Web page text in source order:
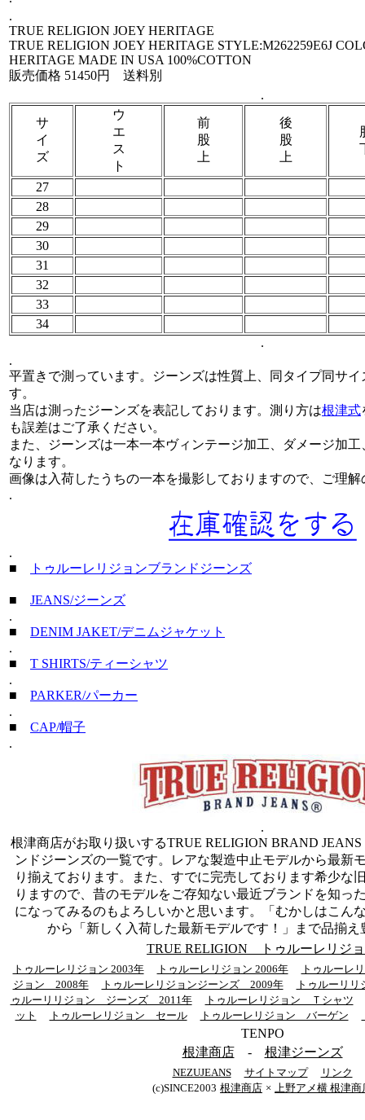
.
TRUE RELIGION JOEY HERITAGE
TRUE RELIGION JOEY HERITAGE STYLE:M262259E6J
HERITAGE MADE IN USA 100%COTTON
販売価格 51450円 送料別
.
サ
イ
ズ
ウ
エ
ス
ト
前
股
上
後
股
上
27
28
29
30
31
32
33
34
.
.
平置きで測っています。ジーンズは性質上、同タイプ同サ
す。
当店は測ったジーンズを表記しております。測り方は根津式
も誤差はご了承ください。
また、ジーンズは一本一本ヴィンテージ加工、ダメージ加
なります。
画像は入荷したうちの一本を撮影しておりますので、ご理
.
.
■
トゥルーレリジョンブランドジーンズ
■ JEANS/ジーンズ
.
■ DENIM JAKET/デニムジャケット
.
■ T SHIRTS/ティーシャツ
.
■ PARKER/パーカー
.
■ CAP/帽子
.
.
根津商店がお取り扱いするTRUE RELIGION BRAND
ンドジーンズの一覧です。レアな製造中止モデルから最新
り揃えております。また、すでに完売しております希少な
りますので、昔のモデルをご存知ない最近ブランドを知っ
になってみるのもよろしいかと思います。「むかしはこん
から「新しく入荷した最新モデルです！」まで品揃え
TRUE RELIGION トゥルーレリジ
トゥルーレリジョン 2003年 トゥルーレリジョン 2006年
トゥルーレ
ジョン 2008年
トゥルーレリジョンジーンズ 2009年
トゥルーリ
ゥルーリリジョン ジーンズ 2011年
トゥルーレリジョン Ｔシャツ
ット
トゥルーレリジョン セール トゥルーレリジョン バーゲン
TENPO
根津商店- 根津ジーンズ
NEZUJEANS サイトマップ
リンク
(c)SINCE2003 根津商店 × 上野アメ横 根津商